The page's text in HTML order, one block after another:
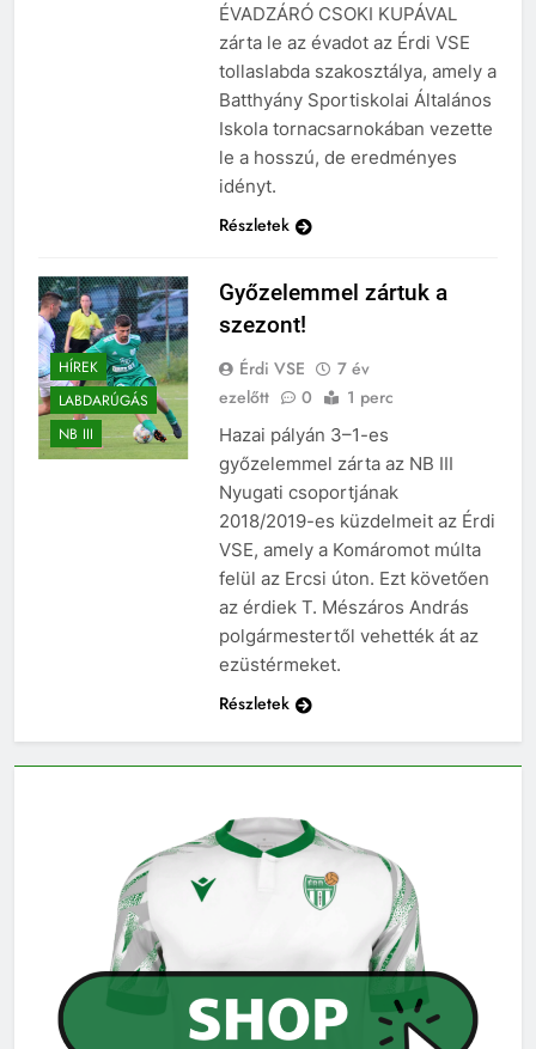
ÉVADZÁRÓ CSOKI KUPÁVAL
zárta le az évadot az Érdi VSE
tollaslabda szakosztálya, amely a
Batthyány Sportiskolai Általános
Iskola tornacsarnokában vezette
le a hosszú, de eredményes
idényt.
Részletek
HÍREK
LABDARÚGÁS
NB III
Győzelemmel zártuk a
szezont!
Érdi VSE
7 év
ezelőtt
0 1 perc
Hazai pályán 3–1-es
győzelemmel zárta az NB III
Nyugati csoportjának
2018/2019-es küzdelmeit az Érdi
VSE, amely a Komáromot múlta
felül az Ercsi úton. Ezt követően
az érdiek T. Mészáros András
polgármestertől vehették át az
ezüstérmeket.
Részletek